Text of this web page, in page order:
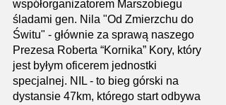
współorganizatorem Marszobiegu
śladami gen. Nila "Od Zmierzchu do
Świtu" - głównie za sprawą naszego
Prezesa Roberta “Kornika” Kory, który
jest byłym oficerem jednostki
specjalnej. NIL - to bieg górski na
dystansie 47km, którego start odbywa